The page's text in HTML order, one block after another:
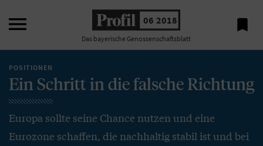
 06 2018
Das bayerische Genossenschaftsblatt

POSITIONEN
Ein Schritt in die falsche Richtung
Europa sollte seine Chance nutzen und eine
Eurozone schaffen, die nachhaltig stabil ist und bei